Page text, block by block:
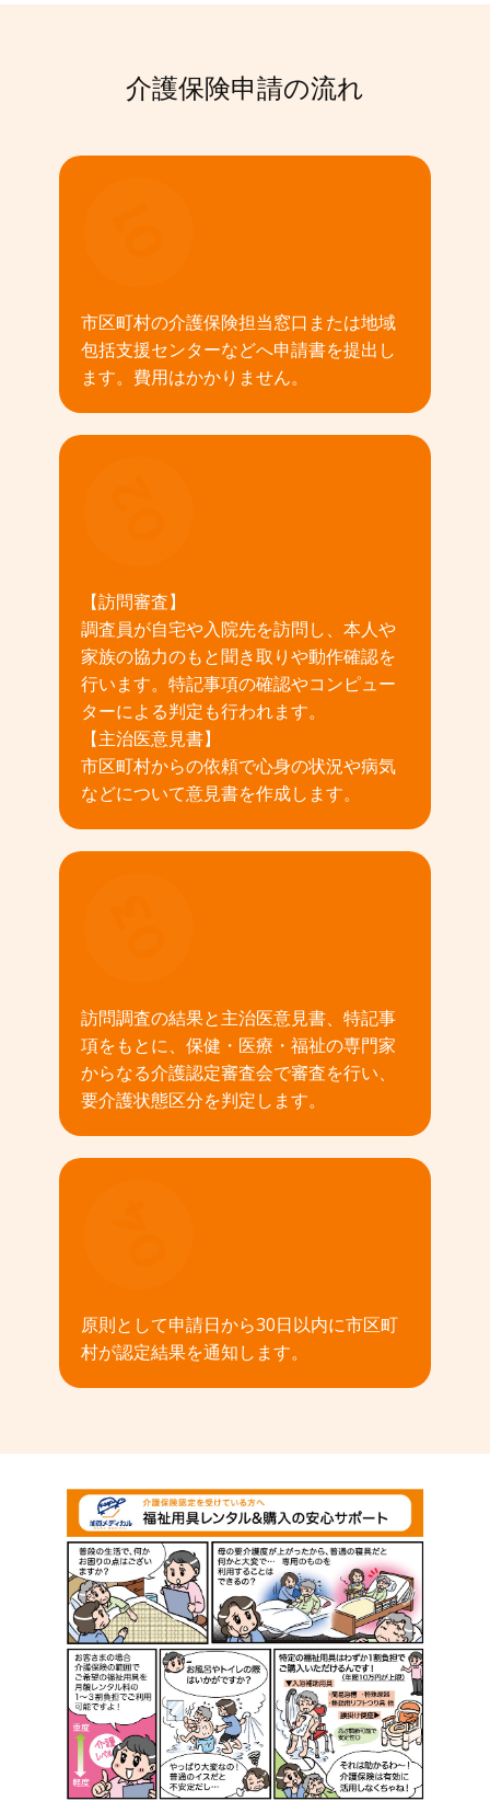
介護保険申請の流れ
市区町村の介護保険担当窓口または地域
包括支援センターなどへ申請書を提出し
ます。費用はかかりません。
【訪問審査】
調査員が自宅や入院先を訪問し、本人や
家族の協力のもと聞き取りや動作確認を
行います。特記事項の確認やコンピュー
ターによる判定も行われます。
【主治医意見書】
市区町村からの依頼で心身の状況や病気
などについて意見書を作成します。
訪問調査の結果と主治医意見書、特記事
項をもとに、保健・医療・福祉の専門家
からなる介護認定審査会で審査を行い、
要介護状態区分を判定します。
原則として申請日から30日以内に市区町
村が認定結果を通知します。